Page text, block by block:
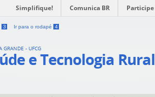
Simplifique! Comunica BR Participe
3 Ir para o rodapé 4
GRANDE - UFCG
e Tecnologia Rural